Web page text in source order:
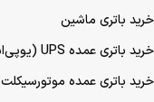
خرید باتری ماشین
خرید باتری عمده UPS (یو‌پی‌اس)
خرید باتری عمده موتورسیکلت